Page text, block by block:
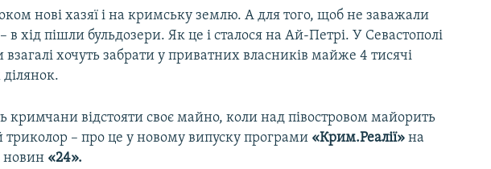
нові хазяї і на кримську землю. А для того, щоб не заважали
хід пішли бульдозери. Як це і сталося на Ай-Петрі. У Севастополі
хочуть забрати у приватних власників майже 4 тисячі
кримчани відстояти своє майно, коли над півостровом майорить
триколор – про це у новому випуску програми «Крим.Реалії»на
новин «24».